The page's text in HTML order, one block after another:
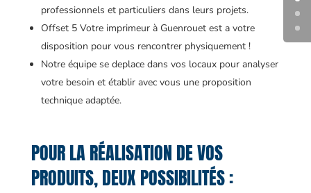
professionnels et particuliers dans leurs projets.
Offset 5 Votre imprimeur à Guenrouet est a votre
disposition pour vous rencontrer physiquement !
Notre équipe se deplace dans vos locaux pour analyser
votre besoin et établir avec vous une proposition
technique adaptée.
POUR LA RÉALISATION DE VOS
PRODUITS, DEUX POSSIBILITÉS :